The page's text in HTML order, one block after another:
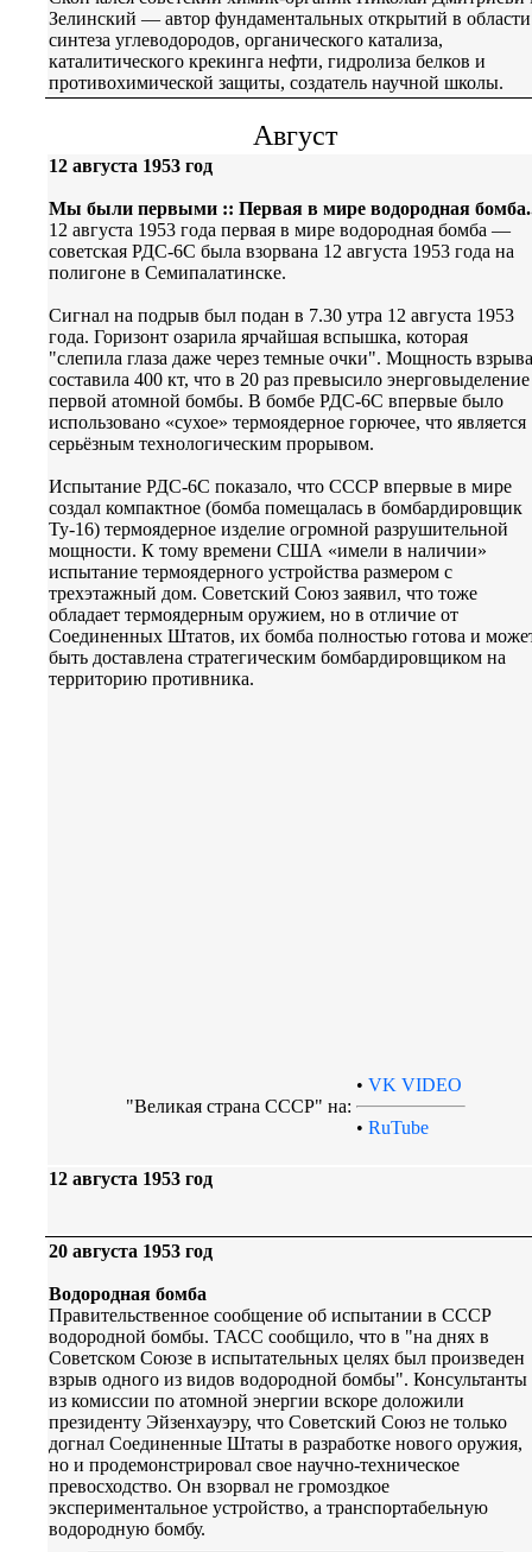
Зелинский — автор фундаментальных открытий в области
синтеза углеводородов, органического катализа,
каталитического крекинга нефти, гидролиза белков и
противохимической защиты, создатель научной школы.
Август
12 августа 1953 год
Мы были первыми :: Первая в мире водородная
12 августа 1953 года первая в мире водородная бомба —
советская РДС-6С была взорвана 12 августа 1953 года на
полигоне в Семипалатинске.
Сигнал на подрыв был подан в 7.30 утра 12 августа 1953
года. Горизонт озарила ярчайшая вспышка, которая
"слепила глаза даже через темные очки". Мощность взрыва
составила 400 кт, что в 20 раз превысило энерговыделение
первой атомной бомбы. В бомбе РДС-6С впервые было
использовано «сухое» термоядерное горючее, что является
серьёзным технологическим прорывом.
Испытание РДС-6С показало, что СССР впервые в мире
создал компактное (бомба помещалась в бомбардировщик
Ту-16) термоядерное изделие огромной разрушительной
мощности. К тому времени США «имели в наличии»
испытание термоядерного устройства размером с
трехэтажный дом. Советский Союз заявил, что тоже
обладает термоядерным оружием, но в отличие от
Соединенных Штатов, их бомба полностью готова и
быть доставлена стратегическим бомбардировщиком на
территорию противника.
"Великая страна СССР" на:
• VK VIDEO
• RuTube
12 августа 1953 год
20 августа 1953 год
Водородная бомба
Правительственное сообщение об испытании в СССР
водородной бомбы. ТАСС сообщило, что в "на днях в
Советском Союзе в испытательных целях был произведен
взрыв одного из видов водородной бомбы". Консультанты
из комиссии по атомной энергии вскоре доложили
президенту Эйзенхауэру, что Советский Союз не только
догнал Соединенные Штаты в разработке нового оружия,
но и продемонстрировал свое научно-техническое
превосходство. Он взорвал не громоздкое
экспериментальное устройство, а транспортабельную
водородную бомбу.